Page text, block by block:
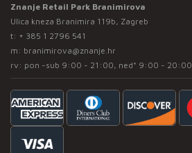
Znanje Retail Park Branimirova
Ulica kneza Branimira 119b, Zagreb
t: + 385 1 2796 541
m: branimirova@znanje.hr
rv: pon -sub 9:00 - 21:00, ned* 9:00 - 20:00